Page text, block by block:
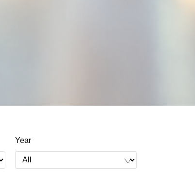
Year